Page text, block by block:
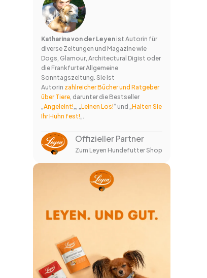
Katharina von der Leyen ist Autorin für
diverse Zeitungen und Magazine wie
Dogs, Glamour, Architectural Digist oder
die Frankfurter Allgemeine
Sonntagszeitung. Sie ist
Autorin zahlreicher Bücher und Ratgeber
über Tiere , darunter die Bestseller
„Angeleint! „, „Leinen Los!“ und „Halten Sie
Ihr Huhn fest!
Offizieller Partner
Zum Leyen Hundefutter Shop